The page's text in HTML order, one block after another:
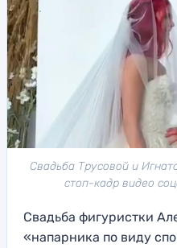
Свадьба Трусовой и
стоп-кадр видео
Свадьба фигуристки
«напарника по виду